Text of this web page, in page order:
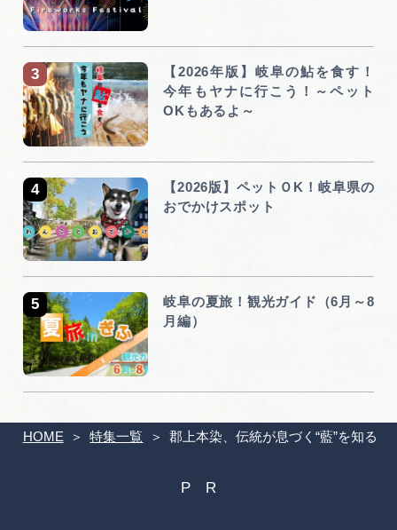
HOME 特集一覧 郡上本染、伝統が息づく“藍”を知る
【2026年版】岐阜の鮎を食す！
今年もヤナに行こう！～ペット
OKもあるよ～
【2026版】ペットＯK！岐阜県の
おでかけスポット
岐阜の夏旅！観光ガイド（6月～8
月編）